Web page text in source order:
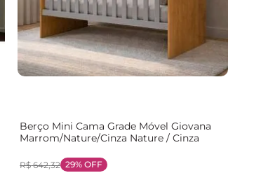
Berço Mini Cama Grade Móvel Giovana
Marrom/Nature/Cinza Nature / Cinza
R$ 642,32 29% OFF